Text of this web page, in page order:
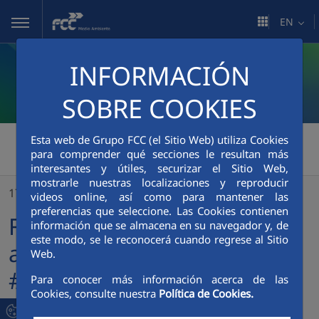
Skip to Main Content
INFORMACIÓN
SOBRE COOKIES
Esta web de Grupo FCC (el Sitio Web) utiliza Cookies
para comprender qué secciones le resultan más
interesantes y útiles, securizar el Sitio Web,
mostrarle nuestras localizaciones y reproducir
videos online, así como para mantener las
preferencias que seleccione. Las Cookies contienen
información que se almacena en su navegador y, de
este modo, se le reconocerá cuando regrese al Sitio
Web.
Para conocer más información acerca de las
Cookies, consulte nuestra Política de Cookies.
EN
FCC Medio Ambiente >
FCC Medio Ambiente se adhiere a la iniciativa #EstoNOtienequePARAR
17/04/2020
FCC Medio Ambiente se
adhiere a la iniciativa
#EstoNOtienequePARAR